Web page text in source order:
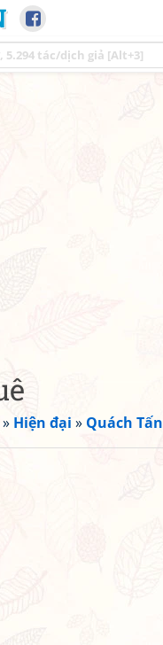
» Hiện đại » Quách Tấn